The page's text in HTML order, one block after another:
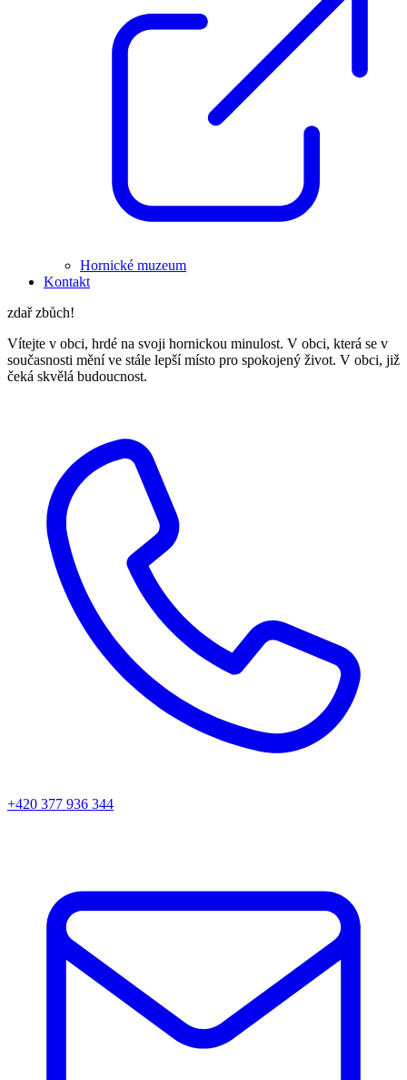
Hornické muzeum
Kontakt
zdař zbůch!
Vítejte v obci, hrdé na svoji hornickou minulost. V obci, která se v
současnosti mění ve stále lepší místo pro spokojený život. V obci, již
čeká skvělá budoucnost.
+420 377 936 344